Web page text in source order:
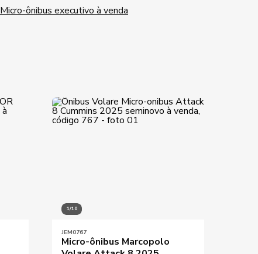
Micro-ônibus executivo à venda
1/10
JEM0767
Micro-ônibus Marcopolo